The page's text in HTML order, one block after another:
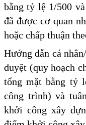
bằng tỷ lệ 1/500
đã được cơ quan
hoặc chấp thuận
Hướng dẫn cá
duyệt (quy hoạch
tổng mặt bằng tỷ
công trình) và
khởi công xây